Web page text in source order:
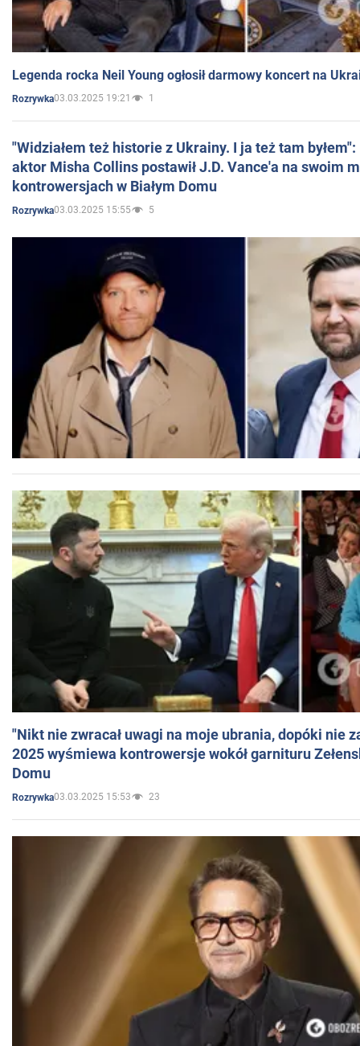
Legenda rocka Neil Young ogłosił darmowy koncert na
Rozrywka03.03.2025 19:21 1
"Widziałem też historie z Ukrainy. I ja też tam
aktor Misha Collins postawił J.D. Vance'a na swoim
kontrowersjach w Białym Domu
Rozrywka03.03.2025 15:55 5
"Nikt nie zwracał uwagi na moje ubrania, dopóki nie
2025 wyśmiewa kontrowersje wokół garnituru
Domu
Rozrywka03.03.2025 15:53 23